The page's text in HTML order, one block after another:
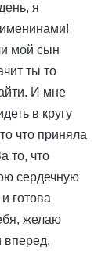
я
мой сын
ты то
И мне
в кругу
что приняла
то, что
сердечную
готова
желаю
вперед,